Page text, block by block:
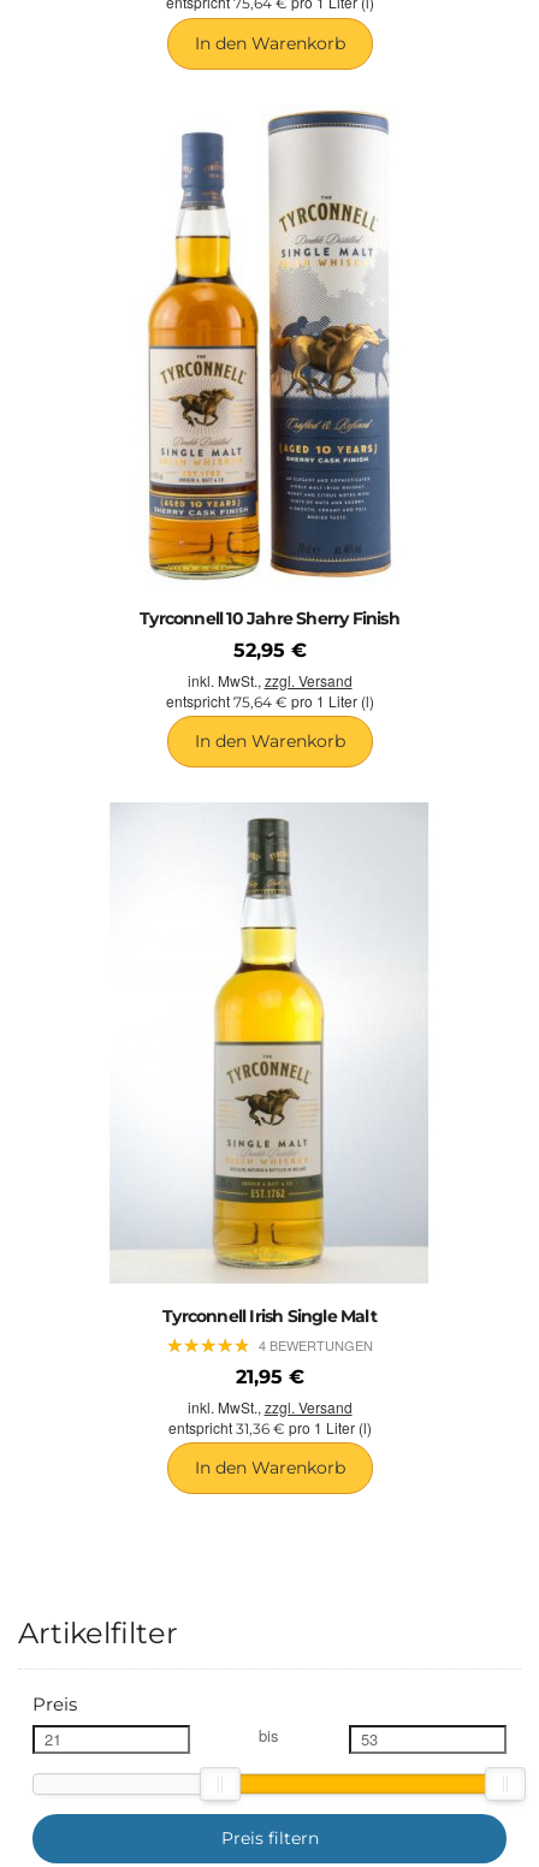
In den Warenkorb
Tyrconnell 10 Jahre Sherry Finish
52,95 €
inkl. MwSt., zzgl. Versand
entspricht 75,64 € pro 1 Liter (l)
In den Warenkorb
Tyrconnell Irish Single Malt
★★★★★
★★★★★ 4 BEWERTUNGEN
21,95 €
inkl. MwSt., zzgl. Versand
entspricht 31,36 € pro 1 Liter (l)
In den Warenkorb
Artikelfilter
Preis
bis
Preis filtern